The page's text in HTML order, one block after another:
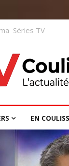
Séries TV
EN